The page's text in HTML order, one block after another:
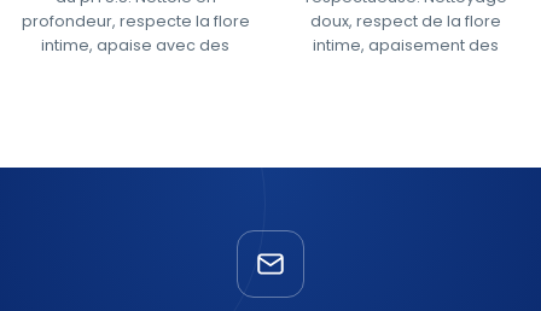
profondeur, respecte la flore
intime, apaise avec des
doux, respect de la flore
intime, apaisement des
partout au Maroc